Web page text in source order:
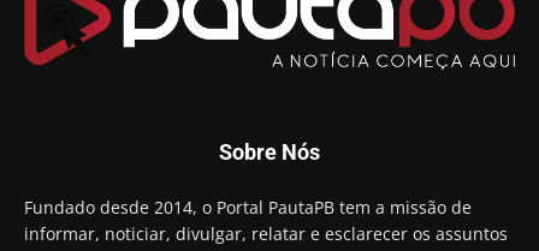
Sobre Nós
Fundado desde 2014, o Portal PautaPB tem a missão de
informar, noticiar, divulgar, relatar e esclarecer os assuntos